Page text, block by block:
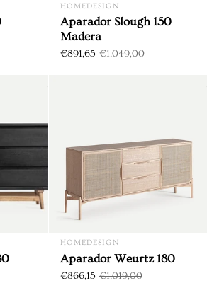
HOMEDESIGN
Aparador Slough 150
Madera
€891,65 €1.049,00
HOMEDESIGN
Aparador Weurtz 180
€866,15 €1.019,00